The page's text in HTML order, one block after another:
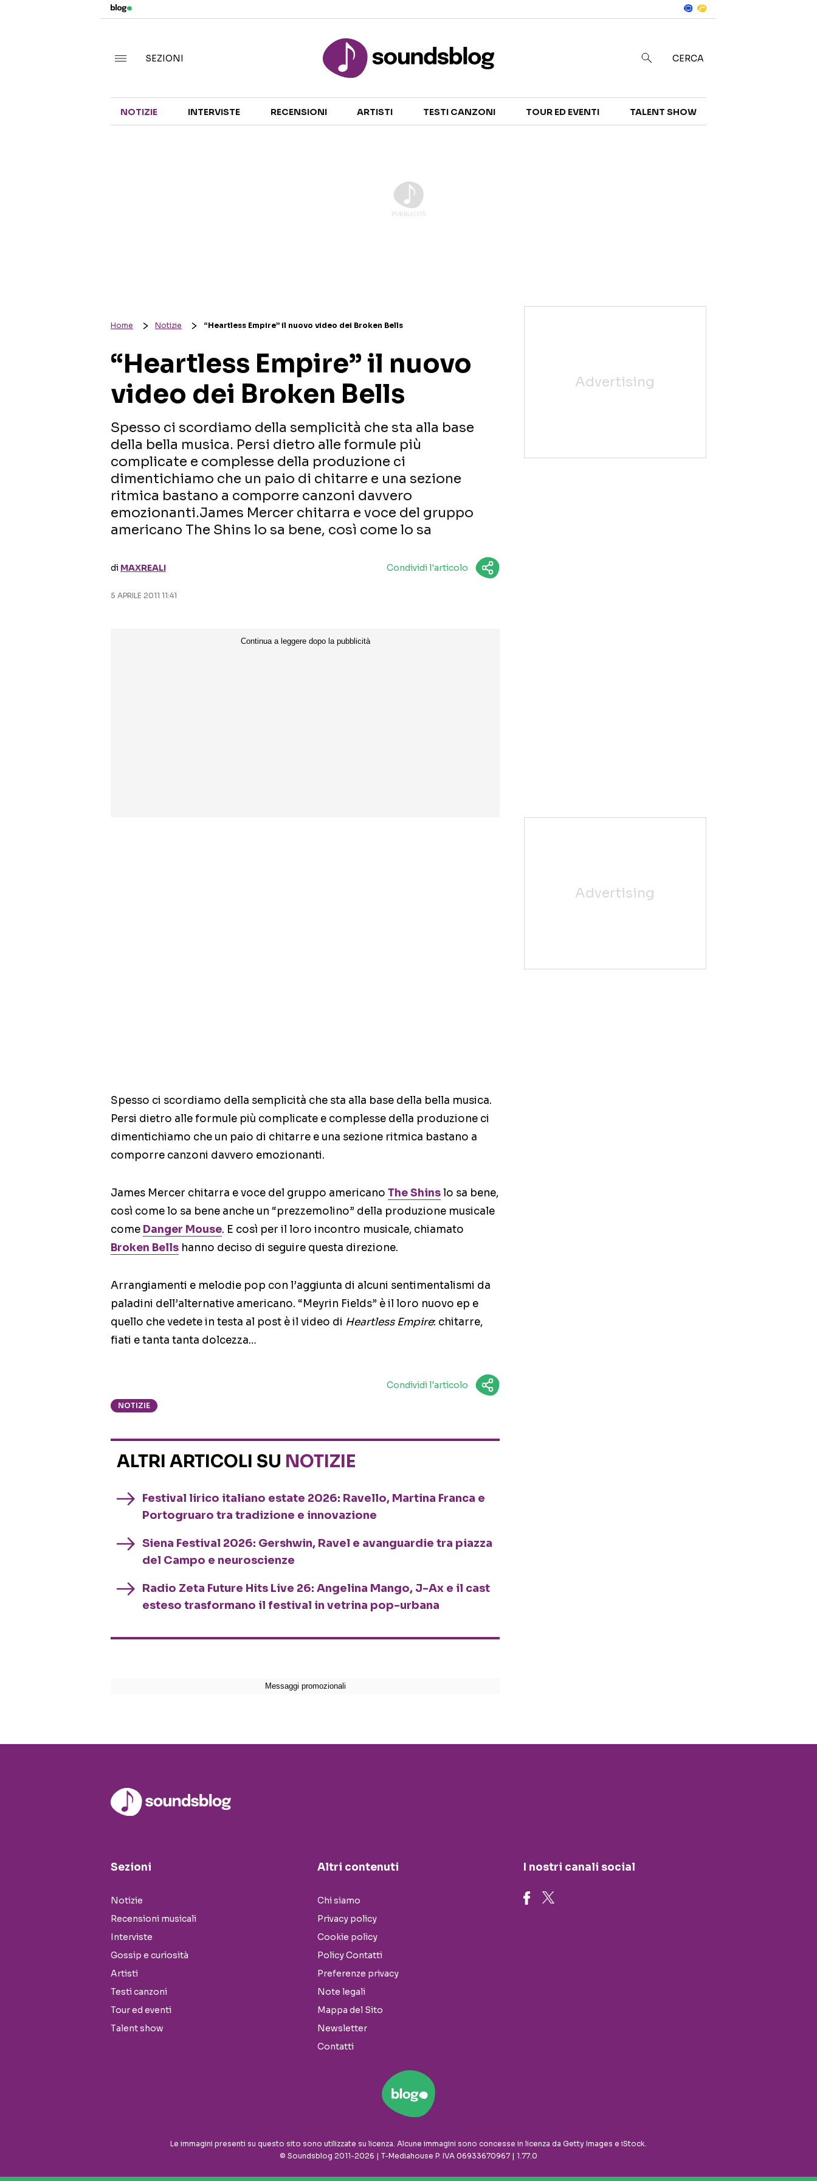
TALENT SHOW
SEZIONI CERCA
NOTIZIE INTERVISTE RECENSIONI ARTISTI TESTI CANZONI TOUR ED EVENTI TALENT SHOW
Home Notizie “Heartless Empire” il nuovo video dei Broken Bells
“Heartless Empire” il nuovo
video dei Broken Bells
Spesso ci scordiamo della semplicità che sta alla base
della bella musica. Persi dietro alle formule più
complicate e complesse della produzione ci
dimentichiamo che un paio di chitarre e una sezione
ritmica bastano a comporre canzoni davvero
emozionanti.James Mercer chitarra e voce del gruppo
americano The Shins lo sa bene, così come lo sa
di MAXREALI Condividi l'articolo
5 APRILE 2011 11:41
Spesso ci scordiamo della semplicità che sta alla base della bella musica.
Persi dietro alle formule più complicate e complesse della produzione ci
dimentichiamo che un paio di chitarre e una sezione ritmica bastano a
comporre canzoni davvero emozionanti.
James Mercer chitarra e voce del gruppo americano The Shinslo sa bene,
così come lo sa bene anche un “prezzemolino” della produzione musicale
come Danger Mouse. E così per il loro incontro musicale, chiamato
Broken Bells hanno deciso di seguire questa direzione.
Arrangiamenti e melodie pop con l’aggiunta di alcuni sentimentalismi da
paladini dell’alternative americano. “Meyrin Fields” è il loro nuovo ep e
quello che vedete in testa al post è il video di Heartless Empire: chitarre,
fiati e tanta tanta dolcezza…
Condividi l'articolo
NOTIZIE
ALTRI ARTICOLI SU NOTIZIE
Festival lirico italiano estate 2026: Ravello, Martina Franca e
Portogruaro tra tradizione e innovazione
Siena Festival 2026: Gershwin, Ravel e avanguardie tra piazza
del Campo e neuroscienze
Radio Zeta Future Hits Live 26: Angelina Mango, J-Ax e il cast
esteso trasformano il festival in vetrina pop-urbana
Sezioni
Notizie
Recensioni musicali
Interviste
Gossip e curiosità
Artisti
Testi canzoni
Tour ed eventi
Talent show
Altri contenuti
Chi siamo
Privacy policy
Cookie policy
Policy Contatti
Preferenze privacy
Note legali
Mappa del Sito
Newsletter
Contatti
I nostri canali social
Le immagini presenti su questo sito sono utilizzate su licenza. Alcune immagini sono concesse in licenza da Getty Images e iStock.
© Soundsblog 2011-2026 | T-Mediahouse P. IVA 06933670967 | 1.77.0